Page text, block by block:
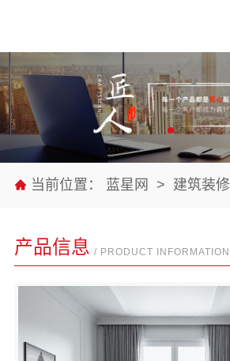
当前位置： 蓝星网 > 建筑装修
产品信息 / PRODUCT INFORMATION